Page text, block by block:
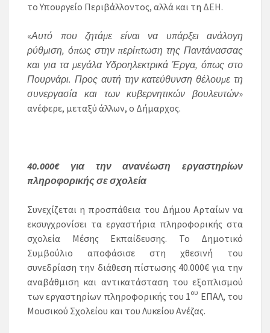
το Υπουργείο Περιβάλλοντος, αλλά και τη ΔΕΗ.
«Αυτό που ζητάμε είναι να υπάρξει ανάλογη
ρύθμιση, όπως στην περίπτωση της Παντάνασσας
και για τα μεγάλα Υδροηλεκτρικά Έργα, όπως στο
Πουρνάρι. Προς αυτή την κατεύθυνση θέλουμε τη
συνεργασία και των κυβερνητικών βουλευτών»
ανέφερε, μεταξύ άλλων, ο Δήμαρχος.
40.000€ για την ανανέωση εργαστηρίων
πληροφορικής σε σχολεία
Συνεχίζεται η προσπάθεια του Δήμου Αρταίων να
εκσυγχρονίσει τα εργαστήρια πληροφορικής στα
σχολεία Μέσης Εκπαίδευσης. Το Δημοτικό
Συμβούλιο αποφάσισε στη χθεσινή του
συνεδρίαση την διάθεση πίστωσης 40.000€ για την
αναβάθμιση και αντικατάσταση του εξοπλισμού
των εργαστηρίων πληροφορικής του 1ου ΕΠΑΛ, του
Μουσικού Σχολείου και του Λυκείου Ανέζας.